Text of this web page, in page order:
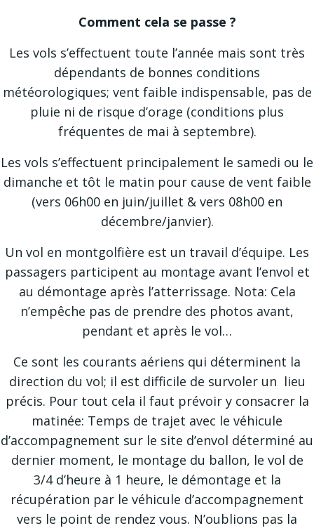
Comment cela se passe ?
Les vols s’effectuent toute l’année mais sont très
dépendants de bonnes conditions
météorologiques; vent faible indispensable, pas de
pluie ni de risque d’orage (conditions plus
fréquentes de mai à septembre).
Les vols s’effectuent principalement le samedi ou le
dimanche et tôt le matin pour cause de vent faible
(vers 06h00 en juin/juillet & vers 08h00 en
décembre/janvier).
Un vol en montgolfière est un travail d’équipe. Les
passagers participent au montage avant l’envol et
au démontage après l’atterrissage. Nota: Cela
n’empêche pas de prendre des photos avant,
pendant et après le vol…
Ce sont les courants aériens qui déterminent la
direction du vol; il est difficile de survoler un lieu
précis. Pour tout cela il faut prévoir y consacrer la
matinée: Temps de trajet avec le véhicule
d’accompagnement sur le site d’envol déterminé au
dernier moment, le montage du ballon, le vol de
3/4 d’heure à 1 heure, le démontage et la
récupération par le véhicule d’accompagnement
vers le point de rendez vous. N’oublions pas la